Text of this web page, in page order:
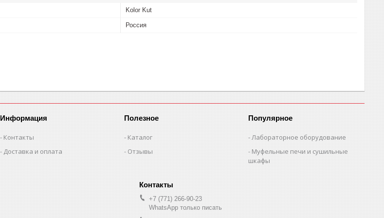
Kolor Kut
Россия
Информация
Контакты
Доставка и оплата
Полезное
Каталог
Отзывы
Популярное
Лабораторное оборудование
Муфельные печи и сушильные
шкафы
+7 (771) 266-90-23
WhatsApp только писать